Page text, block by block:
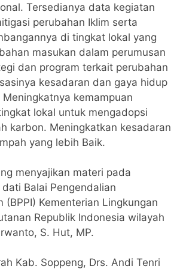
Tersedianya data kegiatan
perubahan Iklim serta
di tingkat lokal yang
masukan dalam perumusan
dan program terkait perubahan
kesadaran dan gaya hidup
kemampuan
lokal untuk mengadopsi
karbon. Meningkatkan kesadaran
yang lebih Baik.
menyajikan materi pada
Balai Pengendalian
(BPPI) Kementerian Lingkungan
Republik Indonesia wilayah
S. Hut, MP.
Kab. Soppeng, Drs. Andi Tenri